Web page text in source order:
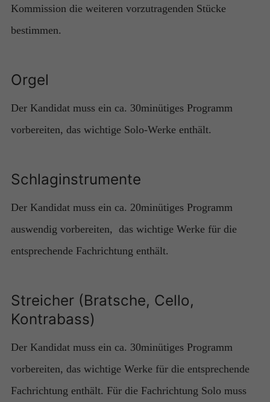
Kommission die weiteren vorzutragenden Stücke
bestimmen.
Orgel
Der Kandidat muss ein ca. 30minütiges Programm
vorbereiten, das wichtige Solo-Werke enthält.
Schlaginstrumente
Der Kandidat muss ein ca. 20minütiges Programm
auswendig vorbereiten, das wichtige Werke für die
entsprechende Fachrichtung enthält.
Streicher (Bratsche, Cello,
Kontrabass)
Der Kandidat muss ein ca. 30minütiges Programm
vorbereiten, das wichtige Werke für die entsprechende
Fachrichtung enthält. Für die Fachrichtung Solo muss